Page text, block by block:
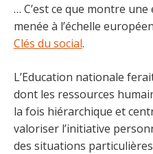
… C’est ce que montre une
menée à l’échelle
Clés du social.
L’Education nationale
dont les ressources
la fois hiérarchique et
valoriser l’initiative
des situations